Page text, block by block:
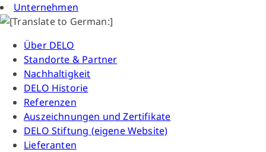
Unternehmen
Über DELO
Standorte & Partner
Nachhaltigkeit
DELO Historie
Referenzen
Auszeichnungen und Zertifikate
DELO Stiftung (eigene Website)
Lieferanten